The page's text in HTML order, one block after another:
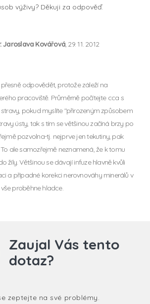
výživy? Děkuji za odpověď.
Jaroslava Kovářová, 29. 11. 2012
odpovědět, protože záleží na
pracoviště. Průměrně počítejte cca s
pokud myslíte "přirozeným způsobem
ústy, tak s tím se většinou začíná brzy po
pozvolna-tj. nejprve jen tekutiny, pak
ale samozřejmě neznamená, že k tomu
žíly. Většinou se dávají infuze hlavně kvůli
a případné korekci nerovnováhy minerálů v
proběhne hladce.
Zaujal Vás tento
dotaz?
zeptejte na své problémy.